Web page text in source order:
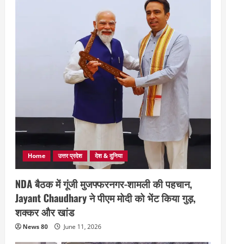
Home उत्तर प्रदेश देश & दुनिया
NDA बैठक में गूंजी मुजफ्फरनगर-शामली की पहचान,
Jayant Chaudhary ने पीएम मोदी को भेंट किया गुड़,
शक्कर और खांड
News 80 June 11, 2026